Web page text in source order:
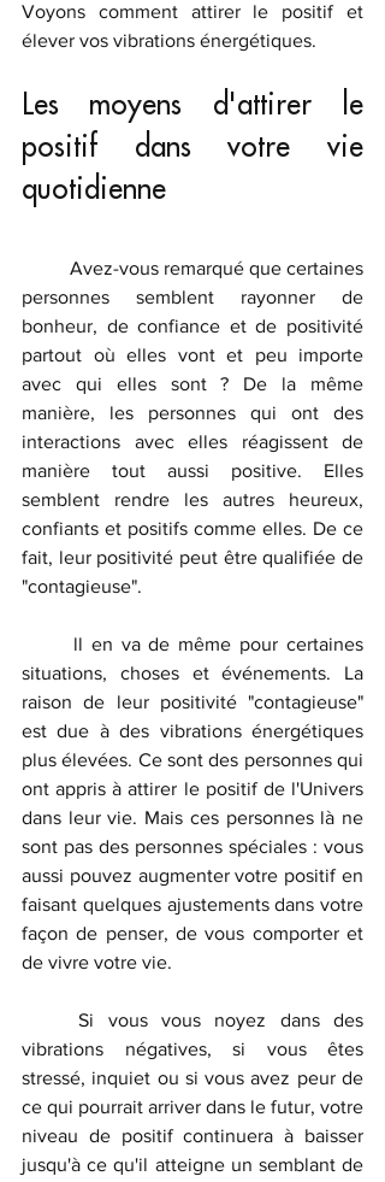
Voyons comment attirer le positif et
élever vos vibrations énergétiques.
Les moyens d'attirer le
positif dans votre vie
quotidienne
personnes semblent rayonner de
bonheur, de confiance et de positivité
partout où elles vont et peu importe
avec qui elles sont ? De la même
manière, les personnes qui ont des
interactions avec elles réagissent de
manière tout aussi positive. Elles
semblent rendre les autres heureux,
confiants et positifs comme elles. De ce
fait, leur positivité peut être qualifiée de
"contagieuse".
situations, choses et événements. La
raison de leur positivité "contagieuse"
est due à des vibrations énergétiques
plus élevées. Ce sont des personnes qui
ont appris à attirer le positif de l'Univers
dans leur vie. Mais ces personnes là ne
sont pas des personnes spéciales : vous
aussi pouvez augmenter votre positif en
faisant quelques ajustements dans votre
façon de penser, de vous comporter et
de vivre votre vie.
	Si vous vous noyez dans des
vibrations négatives, si vous êtes
stressé, inquiet ou si vous avez peur de
ce qui pourrait arriver dans le futur, votre
niveau de positif continuera à baisser
jusqu'à ce qu'il atteigne un semblant de